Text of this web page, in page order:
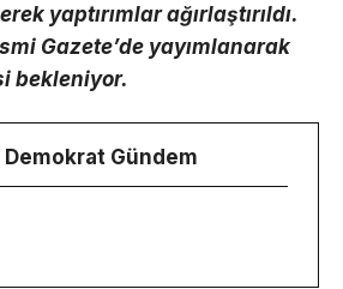
yaptırımlar ağırlaştırıldı.
Gazete’de yayımlanarak
bekleniyor.
Demokrat Gündem